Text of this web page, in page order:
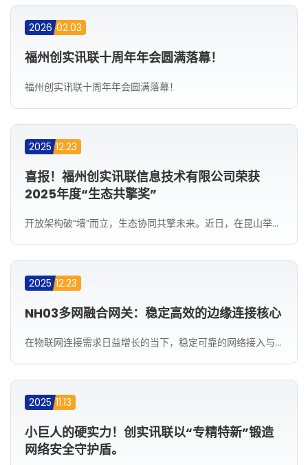
2026 02.03
福州创实讯联十周年年会圆满落幕！
福州创实讯联十周年年会圆满落幕！
2025 12.23
喜报！福州创实讯联信息技术有限公司荣获
2025年度“生态共擎奖”
开放架构破“墙”而立，生态协同共擎未来。近日，在昆山举行的光合组织2025人工智能创新大会（HAIC 2025）上，福州创实讯联信息技术有限公司凭借其在国产AI计算生态协同中的突出贡献，荣获&nbsp;2025年度“生态共擎奖”&nbsp;，并正式成为&nbsp;海光“智启无界”计划的首批合作伙伴。 一，盛会聚焦，生态共进2025年12月17日至19日，光合组织2025人工智能创新大会在昆山国际会展中心召开。本次大会以&nbsp;“开放架构破‘墙’而立，国产AI...
2025 12.23
NH03多网融合网关：稳定高效的边缘连接核心
在物联网连接需求日益增长的当下，稳定可靠的网络接入与数据汇聚是实现各类应用的基础。NH03多网融合网关，作为一款设计紧凑、功能专注的硬件平台，旨在为智慧商业、环境监测、连锁门店等场景提供经济实用的多网络接入解决方案。它集成了有线与无线连接能力，在有限的成本内实现了可靠的设备联网与数据传输。
2025 11.13
小巨人的硬实力！创实讯联以“专精特新”锻造
网络安全守护盾。